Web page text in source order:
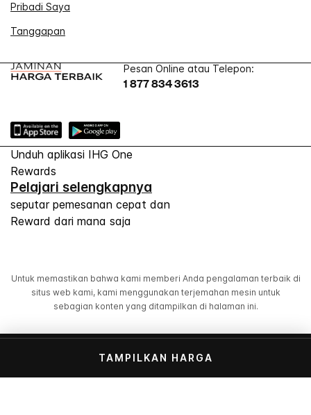
TAMPILKAN HARGA
Pribadi Saya
Tanggapan
Pesan Online atau Telepon:
1 877 834 3613
Unduh aplikasi IHG One
Rewards
Pelajari selengkapnya
seputar pemesanan cepat dan
Reward dari mana saja
Untuk memastikan bahwa kami memberi Anda pengalaman terbaik di
situs web kami, kami menggunakan terjemahan mesin untuk
sebagian konten yang ditampilkan di halaman ini.
© 2026 IHG. Semua hak dilindungi undang-undang.